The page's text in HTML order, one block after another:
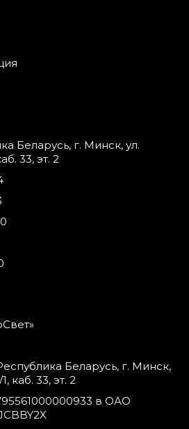
Беларусь, г. Минск, ул.
33, эт. 2
Беларусь, г. Минск,
каб. 33, эт. 2
в ОАО